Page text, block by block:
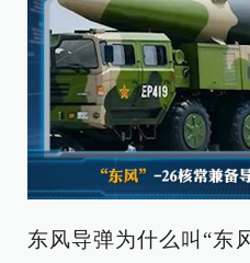
东风导弹为什么叫“东